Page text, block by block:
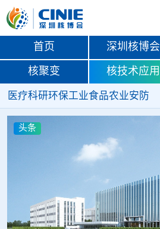
首页 深圳核博会
核聚变 核技术应用
医疗科研环保工业食品农业安防
头条